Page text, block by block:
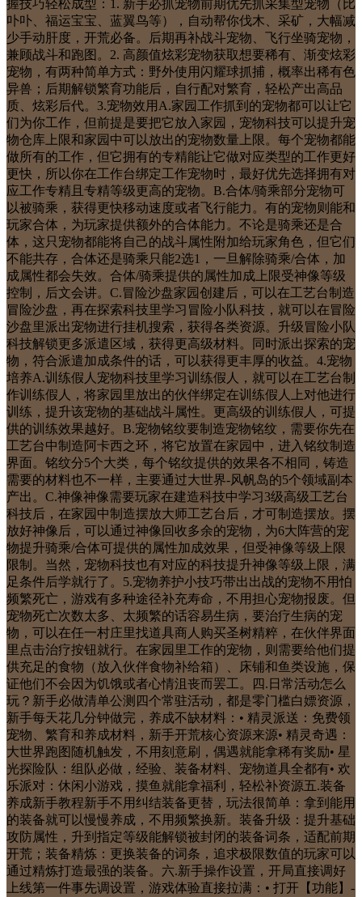
握技巧轻松成型：1. 新手必抓宠物前期优先抓采集型宠物（比
卟卟、福运宝宝、蓝翼鸟等），自动帮你伐木、采矿，大幅减
少手动肝度，开荒必备。后期再补战斗宠物、飞行坐骑宠物，
兼顾战斗和跑图。2. 高颜值炫彩宠物获取想要稀有、渐变炫彩
宠物，有两种简单方式：野外使用闪耀球抓捕，概率出稀有色
异兽；后期解锁繁育功能后，自行配对繁育，轻松产出高品
质、炫彩后代。3.宠物效用A.家园工作抓到的宠物都可以让它
们为你工作，但前提是要把它放入家园，宠物科技可以提升宠
物仓库上限和家园中可以放出的宠物数量上限。每个宠物都能
做所有的工作，但它拥有的专精能让它做对应类型的工作更好
更快，所以你在工作台绑定工作宠物时，最好优先选择拥有对
应工作专精且专精等级更高的宠物。B.合体/骑乘部分宠物可
以被骑乘，获得更快移动速度或者飞行能力。有的宠物则能和
玩家合体，为玩家提供额外的合体能力。不论是骑乘还是合
体，这只宠物都能将自己的战斗属性附加给玩家角色，但它们
不能共存，合体还是骑乘只能2选1，一旦解除骑乘/合体，加
成属性都会失效。合体/骑乘提供的属性加成上限受神像等级
控制，后文会讲。C.冒险沙盘家园创建后，可以在工艺台制造
冒险沙盘，再在探索科技里学习冒险小队科技，就可以在冒险
沙盘里派出宠物进行挂机搜索，获得各类资源。升级冒险小队
科技解锁更多派遣区域，获得更高级材料。同时派出探索的宠
物，符合派遣加成条件的话，可以获得更丰厚的收益。4.宠物
培养A.训练假人宠物科技里学习训练假人，就可以在工艺台制
作训练假人，将家园里放出的伙伴绑定在训练假人上对他进行
训练，提升该宠物的基础战斗属性。更高级的训练假人，可提
供的训练效果越好。B.宠物铭纹要制造宠物铭纹，需要你先在
工艺台中制造阿卡西之环，将它放置在家园中，进入铭纹制造
界面。铭纹分5个大类，每个铭纹提供的效果各不相同，铸造
需要的材料也不一样，主要通过大世界-风帆岛的5个领域副本
产出。C.神像神像需要玩家在建造科技中学习3级高级工艺台
科技后，在家园中制造摆放大师工艺台后，才可制造摆放。摆
放好神像后，可以通过神像回收多余的宠物，为6大阵营的宠
物提升骑乘/合体可提供的属性加成效果，但受神像等级上限
限制。当然，宠物科技也有对应的科技提升神像等级上限，满
足条件后学就行了。5.宠物养护小技巧带出出战的宠物不用怕
频繁死亡，游戏有多种途径补充寿命，不用担心宠物报废。但
宠物死亡次数太多、太频繁的话容易生病，要治疗生病的宠
物，可以在任一村庄里找道具商人购买圣树精粹，在伙伴界面
里点击治疗按钮就行。在家园里工作的宠物，则需要给他们提
供充足的食物（放入伙伴食物补给箱）、床铺和鱼类设施，保
证他们不会因为饥饿或者心情沮丧而罢工。四.日常活动怎么
玩？新手必做清单公测四个常驻活动，都是零门槛白嫖资源，
新手每天花几分钟做完，养成不缺材料：• 精灵派送：免费领
宠物、繁育和养成材料，新手开荒核心资源来源• 精灵奇遇：
大世界跑图随机触发，不用刻意刷，偶遇就能拿稀有奖励• 星
光探险队：组队必做，经验、装备材料、宠物道具全都有• 欢
乐派对：休闲小游戏，摸鱼就能拿福利，轻松补资源五.装备
养成新手教程新手不用纠结装备更替，玩法很简单：拿到能用
的装备就可以慢慢养成，不用频繁换新。装备升级：提升基础
攻防属性，升到指定等级能解锁被封闭的装备词条，适配前期
开荒；装备精炼：更换装备的词条，追求极限数值的玩家可以
通过精炼打造最强的装备。六.新手操作设置，开局直接调好
上线第一件事先调设置，游戏体验直接拉满：• 打开【功能】-